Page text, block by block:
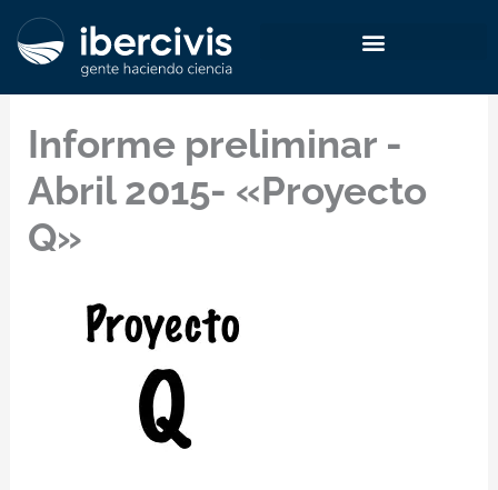
Informe preliminar -
Abril 2015- «Proyecto
Q»